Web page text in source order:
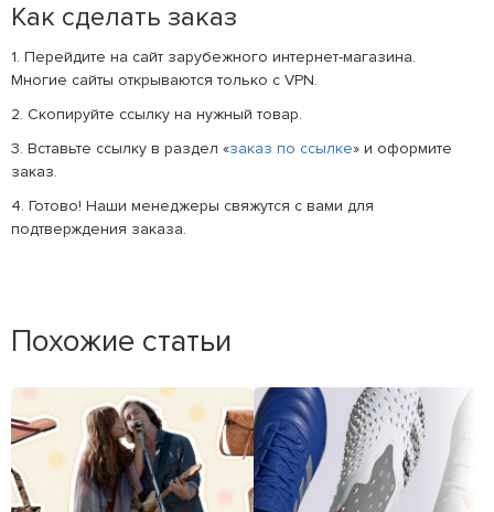
Как сделать заказ
1. Перейдите на сайт зарубежного интернет-магазина.
Многие сайты открываются только с VPN.
2. Скопируйте ссылку на нужный товар.
3. Вставьте ссылку в раздел «заказ по ссылке» и оформите
заказ.
4. Готово! Наши менеджеры свяжутся с вами для
подтверждения заказа.
Похожие статьи